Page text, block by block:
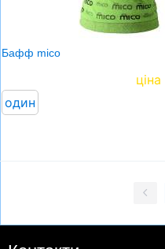
Бафф mico
ціна
один